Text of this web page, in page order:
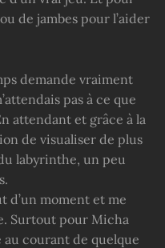
de jambes pour l’aider
demande vraiment
pas à ce que
attendant et grâce à la
de visualiser de plus
labyrinthe, un peu
d’un moment et me
Surtout pour Micha
au courant de quelque